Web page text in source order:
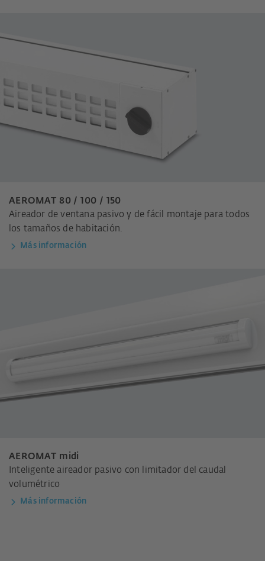
AEROMAT 80 / 100 / 150
Aireador de ventana pasivo y de fácil montaje para todos
los tamaños de habitación.
Más información
AEROMAT midi
Inteligente aireador pasivo con limitador del caudal
volumétrico
Más información